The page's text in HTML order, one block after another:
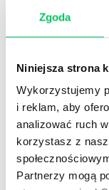
Zgoda
Niniejsza strona
Wykorzystujemy
i reklam, aby
analizować ruch
korzystasz z
Partnerzy mogą
JUSTYNA